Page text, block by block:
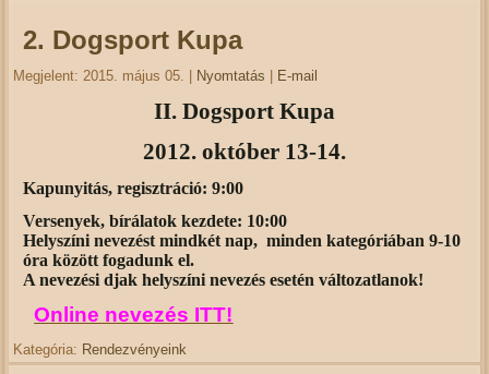
2. Dogsport Kupa
Megjelent: 2015. május 05. Nyomtatás E-mail
II. Dogsport Kupa
2012. október 13-14.
Kapunyitás, regisztráció: 9:00
Versenyek, bírálatok kezdete: 10:00
Helyszíni nevezést mindkét nap, minden kategóriában 9-10
óra között fogadunk el.
A nevezési djak helyszíni nevezés esetén változatlanok!
Online nevezés ITT!
Kategória: Rendezvényeink